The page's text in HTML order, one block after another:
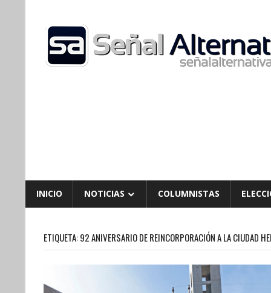
content
INICIO NOTICIAS COLUMNISTAS
ETIQUETA:92 ANIVERSARIO DE REINCORPORACIÓN A LA CIUDAD